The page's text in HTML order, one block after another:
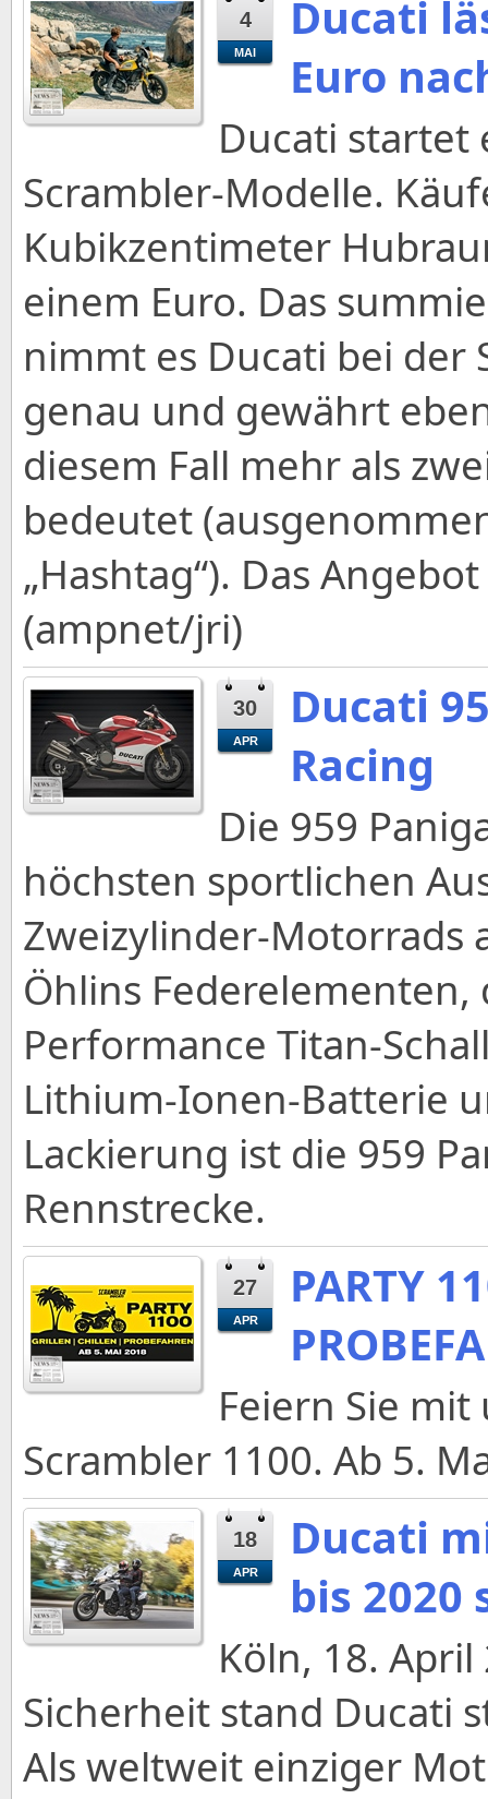
4
MAI
Ducati
Euro
Ducati startet
Scrambler-Modelle.
Kubikzentimeter
einem Euro. Das
nimmt es Ducati bei der
genau und gewährt
diesem Fall mehr als
bedeutet
„Hashtag“). Das
(ampnet/jri)
30
APR
Ducati
Racing
Die 959
höchsten sportlichen
Zweizylinder-Motorrads
Öhlins
Performance Titan-
Lithium-Ionen-Batterie
Lackierung ist die 959
Rennstrecke.
27
APR
PARTY
Feiern Sie
Scrambler 1100. Ab 5.
18
APR
Ducati
bis 2020
Köln, 18.
Sicherheit stand Ducati
Als weltweit einziger